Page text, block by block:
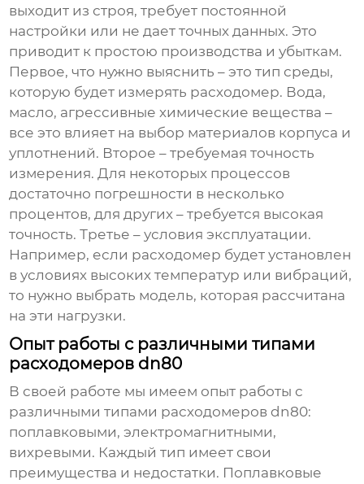
выходит из строя, требует постоянной
настройки или не дает точных данных. Это
приводит к простою производства и убыткам.
Первое, что нужно выяснить – это тип среды,
которую будет измерять расходомер. Вода,
масло, агрессивные химические вещества –
все это влияет на выбор материалов корпуса и
уплотнений. Второе – требуемая точность
измерения. Для некоторых процессов
достаточно погрешности в несколько
процентов, для других – требуется высокая
точность. Третье – условия эксплуатации.
Например, если расходомер будет установлен
в условиях высоких температур или вибраций,
то нужно выбрать модель, которая рассчитана
на эти нагрузки.
Опыт работы с различными типами
расходомеров dn80
В своей работе мы имеем опыт работы с
различными типами расходомеров dn80:
поплавковыми, электромагнитными,
вихревыми. Каждый тип имеет свои
преимущества и недостатки. Поплавковые